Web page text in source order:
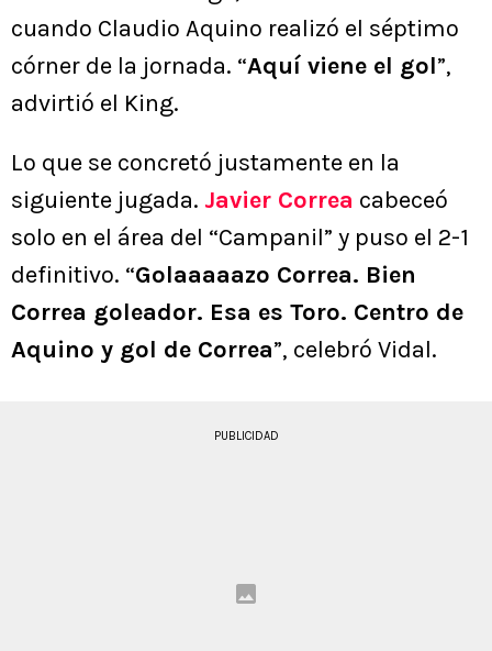
cuando Claudio Aquino realizó el séptimo
córner de la jornada. “Aquí viene el gol”,
advirtió el King.
Lo que se concretó justamente en la
siguiente jugada. Javier Correa cabeceó
solo en el área del “Campanil” y puso el 2-1
definitivo. “Golaaaaazo Correa. Bien
Correa goleador. Esa es Toro. Centro de
Aquino y gol de Correa”, celebró Vidal.
PUBLICIDAD